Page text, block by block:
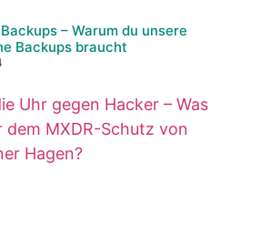
– Warum du unsere
Backups braucht